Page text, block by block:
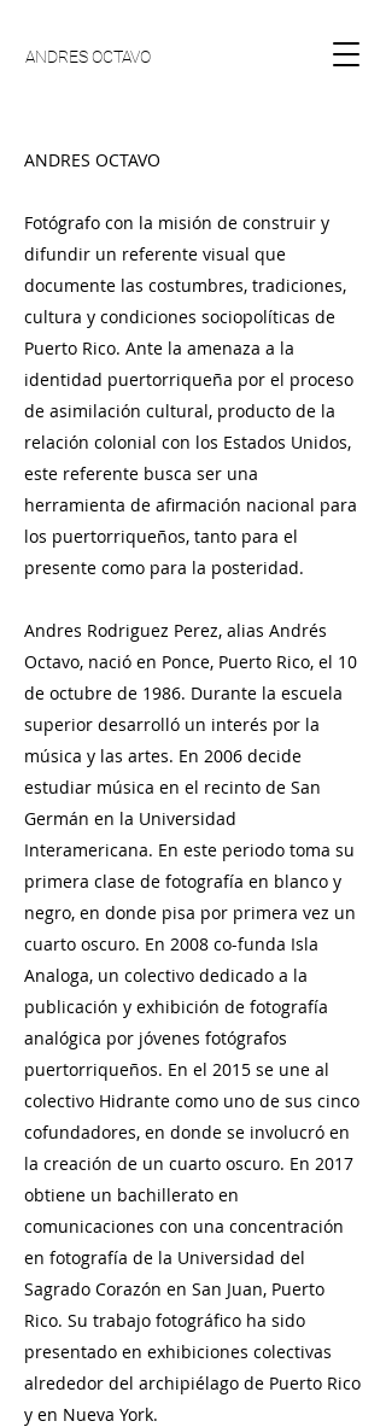
ANDRES OCTAVO
ANDRES OCTAVO​​
Fotógrafo con la misión de construir y
difundir un referente visual que
documente las costumbres, tradiciones,
cultura y condiciones sociopolíticas de
Puerto Rico. Ante la amenaza a la
identidad puertorriqueña por el proceso
de asimilación cultural, producto de la
relación colonial con los Estados Unidos,
este referente busca ser una
herramienta de afirmación nacional para
los puertorriqueños, tanto para el
presente como para la posteridad.​
Andres Rodriguez Perez, alias Andrés
Octavo, nació en Ponce, Puerto Rico, el 10
de octubre de 1986. Durante la escuela
superior desarrolló un interés por la
música y las artes. En 2006 decide
estudiar música en el recinto de San
Germán en la Universidad
Interamericana. En este periodo toma su
primera clase de fotografía en blanco y
negro, en donde pisa por primera vez un
cuarto oscuro. En 2008 co-funda Isla
Analoga, un colectivo dedicado a la
publicación y exhibición de fotografía
analógica por jóvenes fotógrafos
puertorriqueños. En el 2015 se une al
colectivo Hidrante como uno de sus cinco
cofundadores, en donde se involucró en
la creación de un cuarto oscuro. En 2017
obtiene un bachillerato en
comunicaciones con una concentración
en fotografía de la Universidad del
Sagrado Corazón en San Juan, Puerto
Rico. Su trabajo fotográfico ha sido
presentado en exhibiciones colectivas
alrededor del archipiélago de Puerto Rico
y en Nueva York.